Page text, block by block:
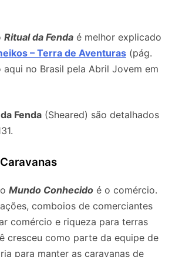
Ritual da Fenda é melhor explicado
– Terra de Aventuras (pág.
no Brasil pela Abril Jovem em
Fenda (Sheared) são detalhados
Mundo Conhecido é o comércio.
comboios de comerciantes
comércio e riqueza para terras
cresceu como parte da equipe de
para manter as caravanas de